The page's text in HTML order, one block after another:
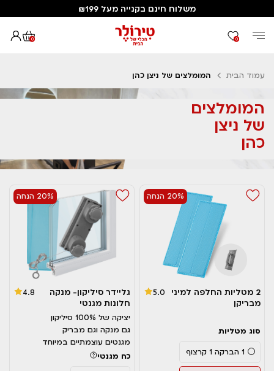
משלוח חינם בקנייה מעל ₪199
0 0
עמוד הבית המומלצים של ניצן כהן
המומלצים
של ניצן
כהן
20% הנחה
2 מטליות החלפה למיני
מבריקן
5.0
סוג מטליות
1 הברקה 1 קרצוף
20% הנחה
גליידר סיליקון- מנקה
חלונות מגנטי
4.8
יציקה של 100% סיליקון
גם מנקה וגם מבריק
מגנטים עוצמתיים במיוחד
כח מגנטי